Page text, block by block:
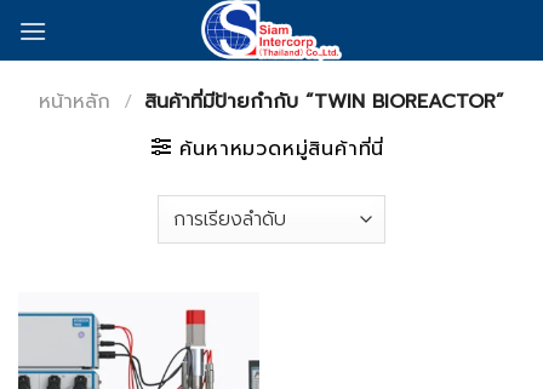
หน้าหลัก / สินค้าที่มีป้ายกำกับ “TWIN BIOREACTOR”
ค้นหาหมวดหมู่สินค้าที่นี่